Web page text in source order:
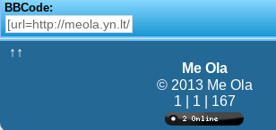
BBCode:
↑↑
Me Ola
© 2013 Me Ola
1 | 1 | 167